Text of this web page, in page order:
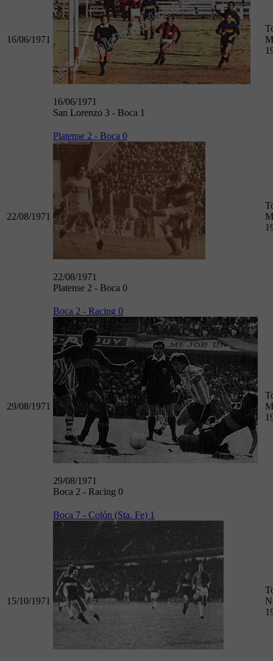
16/06/1971
16/06/1971
San Lorenzo 3 - Boca 1
22/08/1971
Platense 2 - Boca 0
22/08/1971
Platense 2 - Boca 0
29/08/1971
Boca 2 - Racing 0
29/08/1971
Boca 2 - Racing 0
15/10/1971
Boca 7 - Colón (Sta. Fe) 1